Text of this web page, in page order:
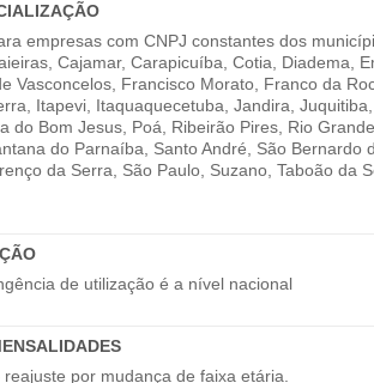
empresas com CNPJ constantes dos
Cajamar, Carapicuíba, Cotia, Diadema,
Vasconcelos, Francisco Morato, Franco da
Itapevi, Itaquaquecetuba, Jandira,
do Bom Jesus, Poá, Ribeirão Pires, Rio
do Parnaíba, Santo André, São Bernardo
da Serra, São Paulo, Suzano, Taboão da
de utilização é a nível nacional
reajuste por mudança de faixa etária.